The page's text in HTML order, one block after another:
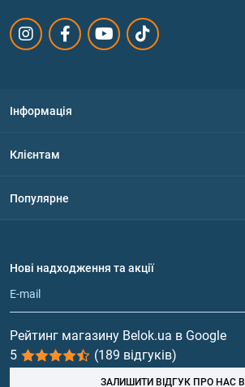
Інформація
Політика конфіденційності
Обмін та повернення
Клієнтам
Популярне
Протеїн
Гейнери
Вітаміни та мінерали
Риб'ячий жир, жирні кислоти
Нові надходження та акції
Рейтинг магазину Belok.ua в Google
5
(189 відгуків)
ЗАЛИШИТИ ВІДГУК ПРО НАС В